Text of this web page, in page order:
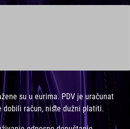
su u eurima. PDV je uračunat
dobili račun, niste dužni platiti.